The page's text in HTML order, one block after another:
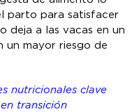
parto para satisfacer
deja a las vacas en un
un mayor riesgo de
nutricionales clave
transición